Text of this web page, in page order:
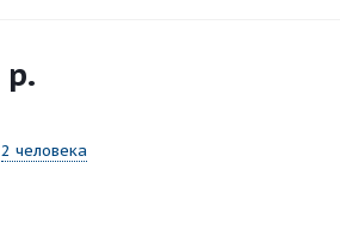
р.
2 человека